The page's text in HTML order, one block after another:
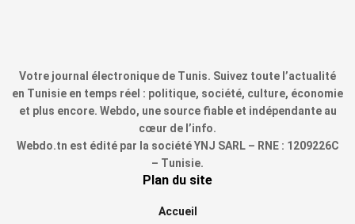
Votre journal électronique de Tunis. Suivez toute l’actualité
en Tunisie en temps réel : politique, société, culture, économie
et plus encore. Webdo, une source fiable et indépendante au
cœur de l’info.
Webdo.tn est édité par la société YNJ SARL – RNE : 1209226C
– Tunisie.
Plan du site
Accueil